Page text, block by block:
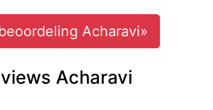
Acharavi»
Acharavi